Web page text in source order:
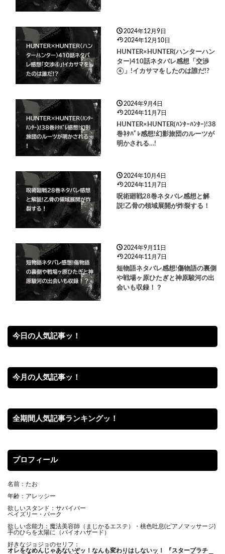
2024年12月9日
2024年12月10日
HUNTER×HUNTER(ハンターハン
ター)410話ネタバレ感想「交渉
④」!イカサマをしたのは誰だ!?
2024年9月4日
2024年11月7日
HUNTER×HUNTER(ﾊﾝﾀｰﾊﾝﾀｰ)!38
巻ﾈﾀﾊﾞﾚ感想!幻影旅団のルーツが
明かされる…!
2024年10月4日
2024年11月7日
呪術廻戦28巻ネタバレ感想と解
説!乙骨の領域展開が炸裂する！
2024年9月11日
2024年11月7日
短物語ネタバレ感想!傷物語の裏側
や戦場ヶ原ひたぎと神原駿河の出
会いも収録！？
今日の人気記事ッ！
今月の人気記事ッ！
全期間人気記事ランキングッ！
プロフィール
名前：たお
年齢：アレッシー
欲しいスタンド：サバイバー
ペイズリー・パーク
欲しい念能力：魔法美容師（まじかるエステ）・桃色吐息(ピアノマッサージ)
手のひらを太陽に（バイオハザード）
好きなジョジョのセリフ：
オレをなめんじゃあないぞッ！ なんも変わりはしないッ！ 『スタープラチ